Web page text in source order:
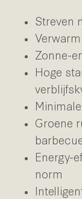
Streven
Zonne-
Hoge
Groene
Energy-
norm